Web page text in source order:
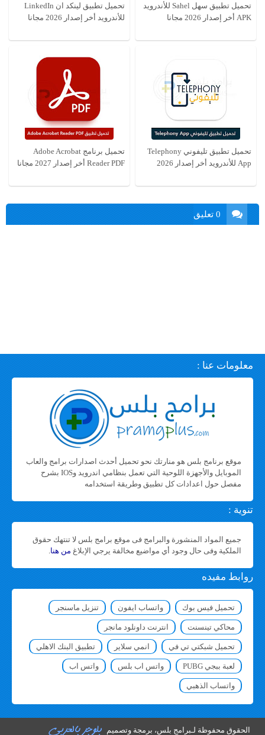
تحميل تطبيق سهل Sahel للأندرويد
APK أخر إصدار 2026 مجانا
للأندرويد أخر إصدار 2026 مجانا
تحميل تطبيق تليفوني Telephony
App للأندرويد أخر إصدار 2026
تحميل برنامج Adobe Acrobat
Reader PDF أخر إصدار 2027 مجانا
0 تعليق
معلومات عنا :
موقع برنامج بلس هو منارتك نحو تحميل أحدث اصدارات برامج والعاب
الموبايل والأجهزة اللوحية التي تعمل بنظامي اندرويد وIOS بشرح
مفصل حول اعدادات كل تطبيق وطريقة استخدامه
تنوية :
جميع المواد المنشورة والبرامج فى موقع برامج بلس لا تنتهك حقوق
الملكية وفى حال وجود أي مواضيع مخالفة يرجي الإبلاغ من هنا
روابط مفيده
تحميل فيس بوك واتساب ايفون تنزيل ماسنجر
محاكي تينسنت انترنت داونلود مانجر
تحميل شبكتي تي في انمي سلاير تطبيق البنك الاهلي
لعبة ببجي PUBG واتس اب بلس واتس اب
واتساب الذهبي
الحقوق محفوظة لـبرامج بلس، برمجة وتصميم